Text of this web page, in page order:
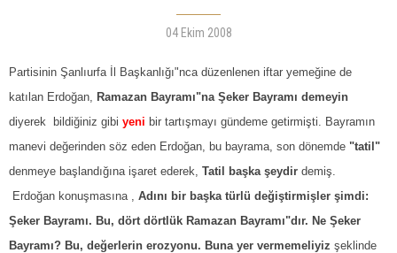
04 Ekim 2008
Partisinin Şanlıurfa İl Başkanlığı"nca düzenlenen iftar yemeğine de
katılan Erdoğan, Ramazan Bayramı"na Şeker Bayramı demeyin
diyerek
bildiğiniz gibi yeni bir tartışmayı gündeme getirmişti. Bayramın
manevi değerinden söz eden Erdoğan, bu bayrama, son dönemde "tatil"
denmeye başlandığına işaret ederek, Tatil başka şeydir demiş.
Erdoğan konuşmasına ,  Adını bir başka türlü değiştirmişler şimdi:
Şeker Bayramı. Bu, dört dörtlük Ramazan Bayramı"dır. Ne Şeker
Bayramı? Bu, değerlerin erozyonu. Buna yer vermemeliyiz şeklinde